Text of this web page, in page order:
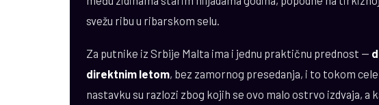
svežu ribu u ribarskom selu.
Za putnike iz Srbije Malta ima i jednu praktičnu prednost —
direktnim letom, bez zamornog presedanja, i to tokom
nastavku su razlozi zbog kojih se ovo malo ostrvo izdvaja, a